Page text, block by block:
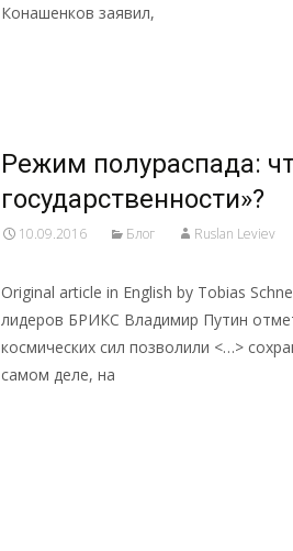
Конашенков заявил,
Режим полураспада:
государственности»?
10.09.2016 Блог Ruslan Leviev
Original article in English by Tobias
лидеров БРИКС Владимир Путин
космических сил позволили <…>
самом деле, на